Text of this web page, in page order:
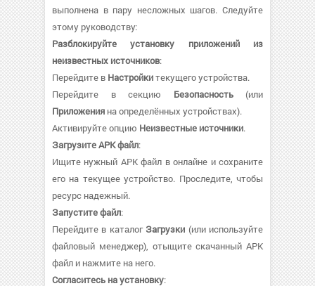
выполнена в пару несложных шагов. Следуйте
этому руководству:
Разблокируйте установку приложений из
неизвестных источников:
Перейдите в Настройкитекущего устройства.
Перейдите в секцию Безопасность(или
Приложения на определённых устройствах).
Активируйте опцию Неизвестные источники.
Загрузите APK файл:
Ищите нужный APK файл в онлайне и сохраните
его на текущее устройство. Проследите, чтобы
ресурс надежный.
Запустите файл:
Перейдите в каталогЗагрузки (или используйте
файловый менеджер), отыщите скачанный APK
файл и нажмите на него.
Согласитесь на установку: